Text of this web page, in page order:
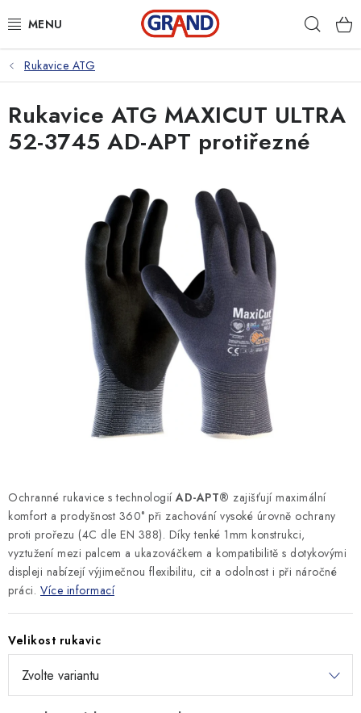
na
AKČNÍ NABÍDKA
PRACOVNÍ OBUV
PRACOVNÍ RUKAVICE
VOLNOČASOVÉ OBLEČENÍ
OCHRANNÉ POMŮCKY
MONTÁŽNÍ A STAVEBNÍ CHEMIE
Rukavice ATG
Ochranné rukavice s technologiíAD-APT® zajišťují maximální
komfort a prodyšnost 360° při zachování vysoké úrovně ochrany
proti prořezu (4C dle EN 388). Díky tenké 1mm konstrukci,
vyztužení mezi palcem a ukazováčkem a kompatibilitě s dotykovými
displeji nabízejí výjimečnou flexibilitu, cit a odolnost i při náročné
práci. Více informací
Velikost rukavic
Rukavice ATG MAXICUT ULTRA
52-3745 AD-APT protiřezné